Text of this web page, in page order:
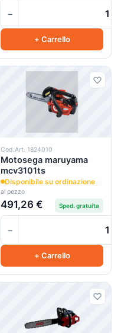
−
+ Carrello
Cod.Art. 1824010
Motosega maruyama
mcv3101ts
Disponibile su ordinazione
al pezzo
491,26 € Sped. gratuita
−
+ Carrello